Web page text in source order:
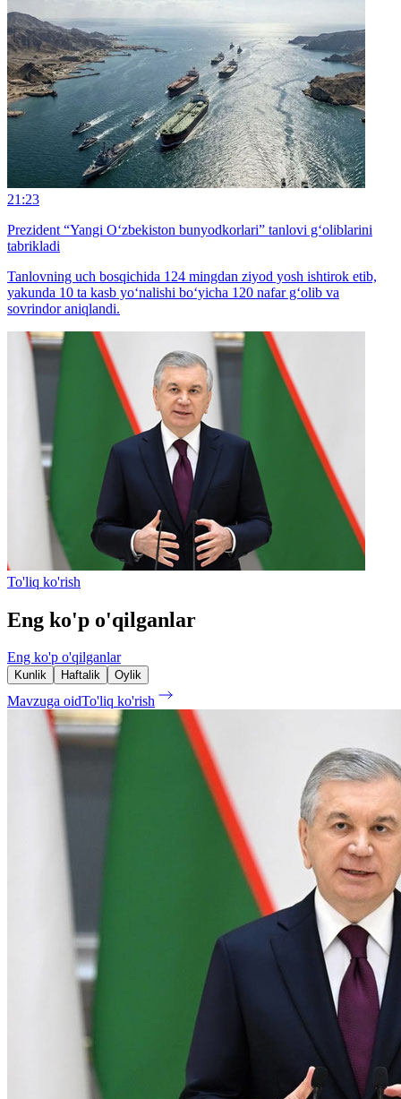
21:23
Prezident “Yangi O‘zbekiston bunyodkorlari” tanlovi g‘oliblarini
tabrikladi
Tanlovning uch bosqichida 124 mingdan ziyod yosh ishtirok etib,
yakunda 10 ta kasb yo‘nalishi bo‘yicha 120 nafar g‘olib va
sovrindor aniqlandi.
To'liq ko'rish
Eng ko'p o'qilganlar
Eng ko'p o'qilganlar
Kunlik Haftalik Oylik
Mavzuga oidTo'liq ko'rish